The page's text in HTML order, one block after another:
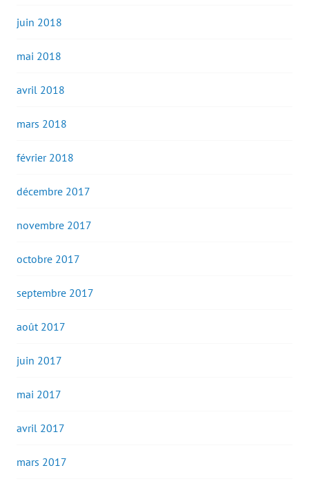
juin 2018
mai 2018
avril 2018
mars 2018
février 2018
décembre 2017
novembre 2017
octobre 2017
septembre 2017
août 2017
juin 2017
mai 2017
avril 2017
mars 2017